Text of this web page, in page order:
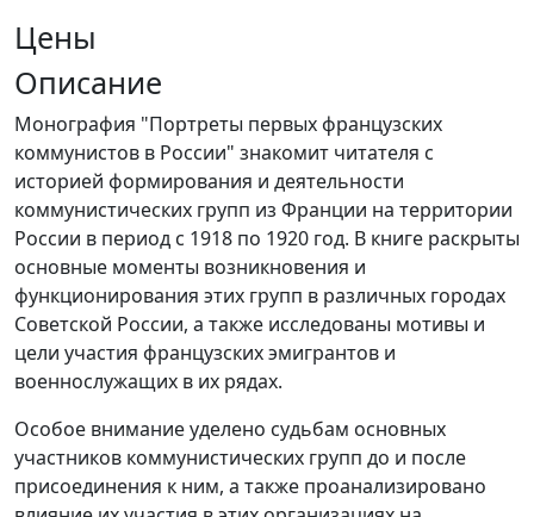
Цены
Описание
Монография "Портреты первых французских
коммунистов в России" знакомит читателя с
историей формирования и деятельности
коммунистических групп из Франции на территории
России в период с 1918 по 1920 год. В книге раскрыты
основные моменты возникновения и
функционирования этих групп в различных городах
Советской России, а также исследованы мотивы и
цели участия французских эмигрантов и
военнослужащих в их рядах.
Особое внимание уделено судьбам основных
участников коммунистических групп до и после
присоединения к ним, а также проанализировано